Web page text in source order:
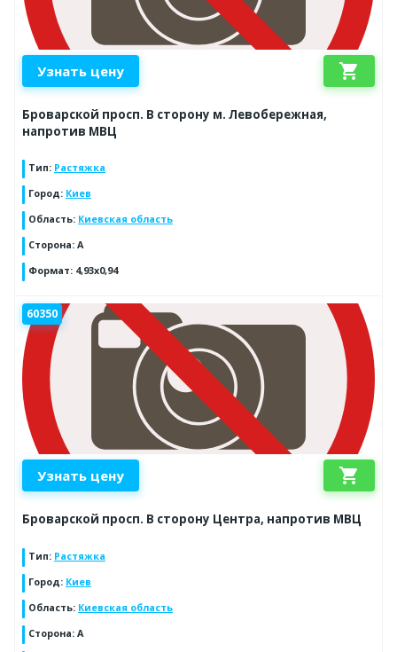
Узнать цену shopping_cart
Броварской просп. В сторону м. Левобережная,
напротив МВЦ
Тип: Растяжка
Город: Киев
Область: Киевская область
Сторона: A
Формат: 4,93x0,94
60350
Узнать цену shopping_cart
Броварской просп. В сторону Центра, напротив МВЦ
Тип: Растяжка
Город: Киев
Область: Киевская область
Сторона: A